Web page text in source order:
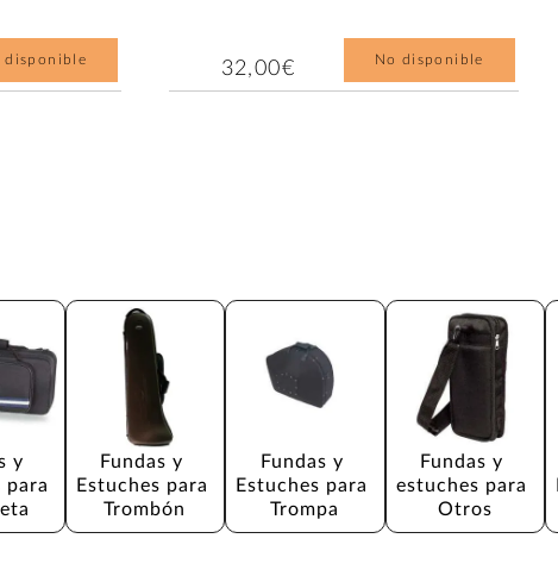
disponible 32,00€ No disponible
y
para
Fundas y
Estuches para
Trombón
Fundas y
Estuches para
Trompa
Fundas y
estuches para
Otros